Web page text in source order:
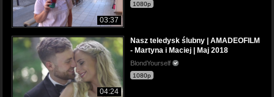
03:37
1080p
04:24
Nasz teledysk ślubny | AMADEOFILM
- Martyna i Maciej | Maj 2018
BlondYourself
1080p